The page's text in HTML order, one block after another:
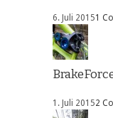
6. Juli 20151
1. Juli 20152